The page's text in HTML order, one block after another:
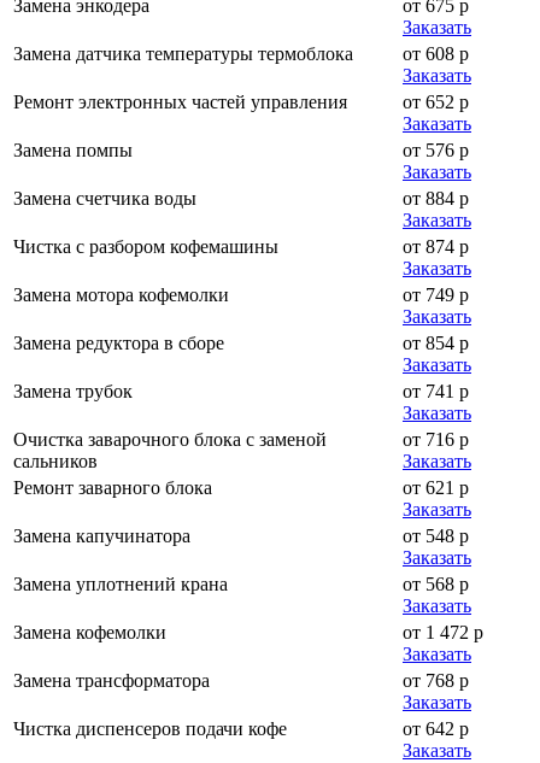
Замена энкодера
от 675 р
Заказать
Замена датчика температуры термоблока
от 608 р
Заказать
Ремонт электронных частей управления
от 652 р
Заказать
Замена помпы
от 576 р
Заказать
Замена счетчика воды
от 884 р
Заказать
Чистка с разбором кофемашины
от 874 р
Заказать
Замена мотора кофемолки
от 749 р
Заказать
Замена редуктора в сборе
от 854 р
Заказать
Замена трубок
от 741 р
Заказать
Очистка заварочного блока с заменой
сальников
от 716 р
Заказать
Ремонт заварного блока
от 621 р
Заказать
Замена капучинатора
от 548 р
Заказать
Замена уплотнений крана
от 568 р
Заказать
Замена кофемолки
от 1 472 р
Заказать
Замена трансформатора
от 768 р
Заказать
Чистка диспенсеров подачи кофе
от 642 р
Заказать